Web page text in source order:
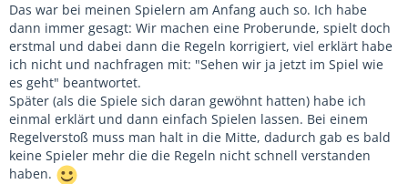
Das war bei meinen Spielern am Anfang auch so. Ich habe
dann immer gesagt: Wir machen eine Proberunde, spielt doch
erstmal und dabei dann die Regeln korrigiert, viel erklärt habe
ich nicht und nachfragen mit: "Sehen wir ja jetzt im Spiel wie
es geht" beantwortet.
Später (als die Spiele sich daran gewöhnt hatten) habe ich
einmal erklärt und dann einfach Spielen lassen. Bei einem
Regelverstoß muss man halt in die Mitte, dadurch gab es bald
keine Spieler mehr die die Regeln nicht schnell verstanden
haben.